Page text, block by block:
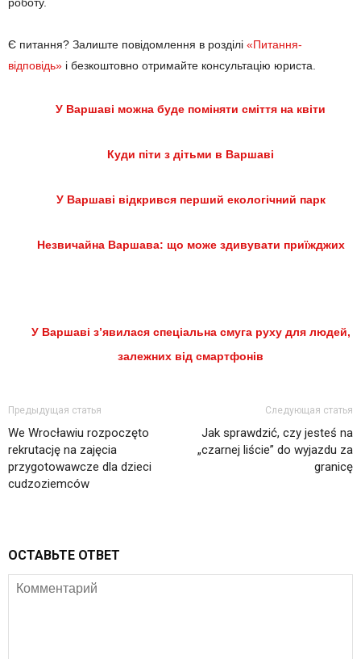
роботу.
Є питання? Залиште повідомлення в розділі «Питання-
відповідь» і безкоштовно отримайте консультацію юриста.
У Варшаві можна буде поміняти сміття на квіти
Куди піти з дітьми в Варшаві
У Варшаві відкрився перший екологічний парк
Незвичайна Варшава: що може здивувати приїжджих
У Варшаві з’явилася спеціальна смуга руху для людей,
залежних від смартфонів
Предыдущая статья
We Wrocławiu rozpoczęto
rekrutację na zajęcia
przygotowawcze dla dzieci
cudzoziemców
Следующая статья
Jak sprawdzić, czy jesteś na
„czarnej liście” do wyjazdu za
granicę
ОСТАВЬТЕ ОТВЕТ